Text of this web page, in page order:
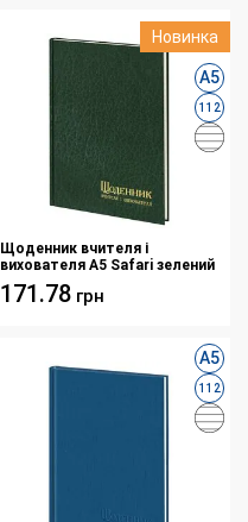
Новинка
А5
112
Щоденник вчителя і
вихователя А5 Safari зелений
171.78 грн
А5
112